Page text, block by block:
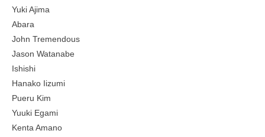
Yuki Ajima
Abara
John Tremendous
Jason Watanabe
Ishishi
Hanako Iizumi
Pueru Kim
Yuuki Egami
Kenta Amano